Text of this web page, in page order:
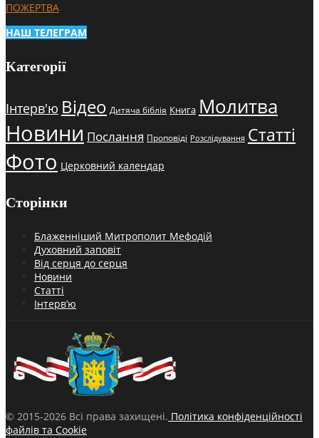
ПОЖЕРТВА
НАШ ТЕЛЕГРАМ
Категорії
Інтерв'ю Відео Дитяча біблія Книга Молитва
Новини Послання Проповіді Розслідування Статті
Фото Церковний календар
Сторінки
Блаженніший Митрополит Мефодій
Духовний заповіт
Від серця до серця
Новини
Статті
Інтерв’ю
© 2015-2026 Всі права захищені. Політика конфіденційності
файлів та Cookie